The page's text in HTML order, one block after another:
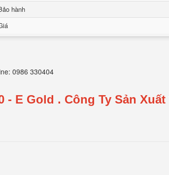
hành
0986 330404
- E Gold . Công Ty Sản